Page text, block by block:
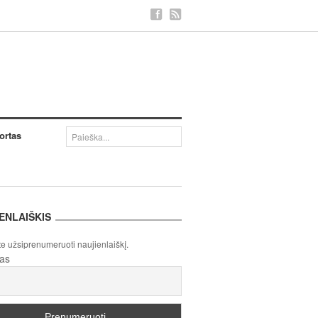
užsiprenumeruoti naujienlaiškį.